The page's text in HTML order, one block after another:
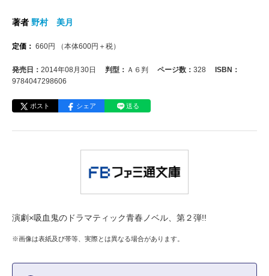
著者 野村 美月
定価： 660円 （本体600円＋税）
発売日： 2014年08月30日 判型： Ａ６判 ページ数： 328
ISBN：
9784047298606
ポスト シェア 送る
演劇×吸血鬼のドラマティック青春ノベル、第２弾!!
※画像は表紙及び帯等、実際とは異なる場合があります。